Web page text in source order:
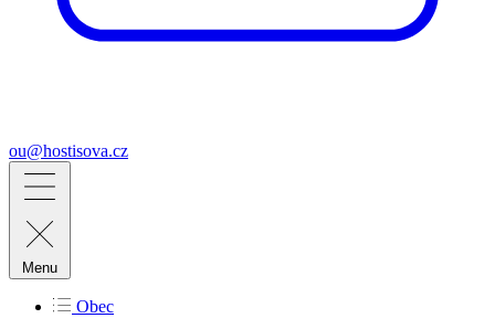
ou@hostisova.cz
Menu
Obec